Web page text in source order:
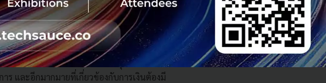
องกระโดดลงไปในโลกดิจิทัล เพราะฉะนั้นทุก
ริหารธุรกิจ ในขณะเดียวกันก็ต้องระมัดระวัง
โดยในปัจจุบันก็มีหน่วยงานควบคุมจากภาครัฐ
ารกำกับหลักทรัพย์และตลาดหลักทรัพย์ (คณะ
การฟอกเงิน (ปปง.) เพราะเมื่อธุรกรรมการเงิน
ร และอีกมากมายที่เกี่ยวข้องกับการเงินต้องมี